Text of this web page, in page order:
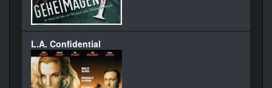
L.A. Confidential